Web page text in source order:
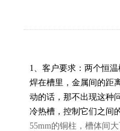
1、 客户要求： 两个恒温
焊在槽里 ， 金属间的距
动的话 ， 那不出现这种
冷热槽 ， 控制它们之间
55mm的铜柱，槽体间